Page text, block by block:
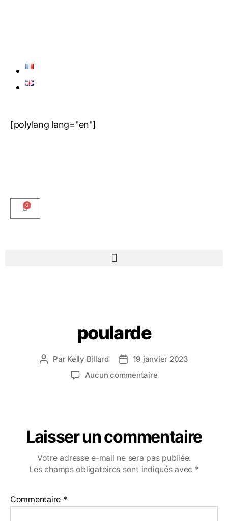
[polylang lang="en"]
0
poularde
Par Kelly Billard
19 janvier 2023
Aucun commentaire
Laisser un commentaire
Votre adresse e-mail ne sera pas publiée.
Les champs obligatoires sont indiqués avec *
Commentaire *